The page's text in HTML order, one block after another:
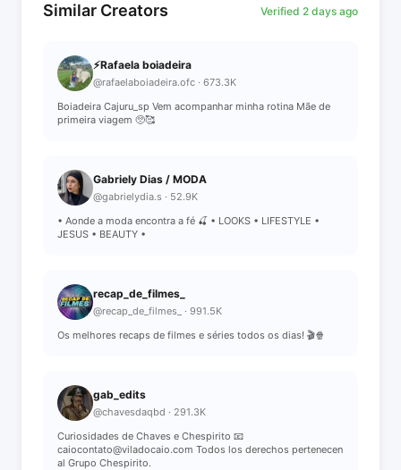
Similar Creators Verified 2 days ago
⚡️Rafaela boiadeira
@rafaelaboiadeira.ofc · 673.3K
Boiadeira Cajuru_sp Vem acompanhar minha rotina Mãe de
primeira viagem 🥺🥰
Gabriely Dias / MODA
@gabrielydia.s · 52.9K
• Aonde a moda encontra a fé 🍒 • LOOKS • LIFESTYLE •
JESUS • BEAUTY •
recap_de_filmes_
@recap_de_filmes_ · 991.5K
Os melhores recaps de filmes e séries todos os dias! 🎬🍿
gab_edits
@chavesdaqbd · 291.3K
Curiosidades de Chaves e Chespirito 📧
caiocontato@viladocaio.com Todos los derechos pertenecen
al Grupo Chespirito.